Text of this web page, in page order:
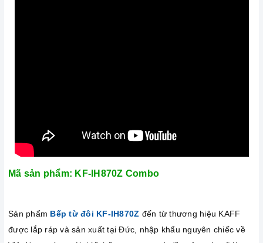
Mã sản phẩm: KF-IH870Z Combo
Sản phẩm Bếp từ đôi KF-IH870Z đến từ thương hiệu KAFF
được lắp ráp và sản xuất tại Đức, nhập khẩu nguyên chiếc về